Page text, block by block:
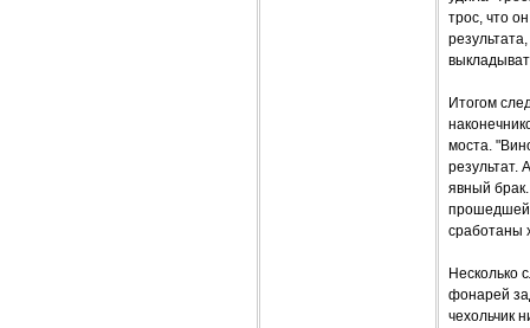
трос, что
Итогом
моста.
результат.
явный
прошедшей
сработаны
Несколько
фонарей
чехольчик